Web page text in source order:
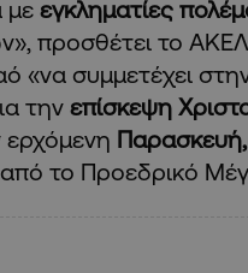
με εγκληματίες
προσθέτει το ΑΚΕΛ
«να συμμετέχει
την επίσκεψη
ερχόμενη
το Προεδρικό